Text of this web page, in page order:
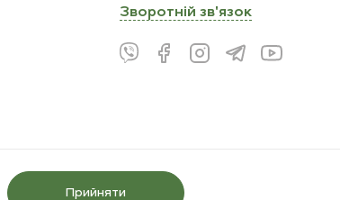
Зворотнiй зв'язок
Прийняти